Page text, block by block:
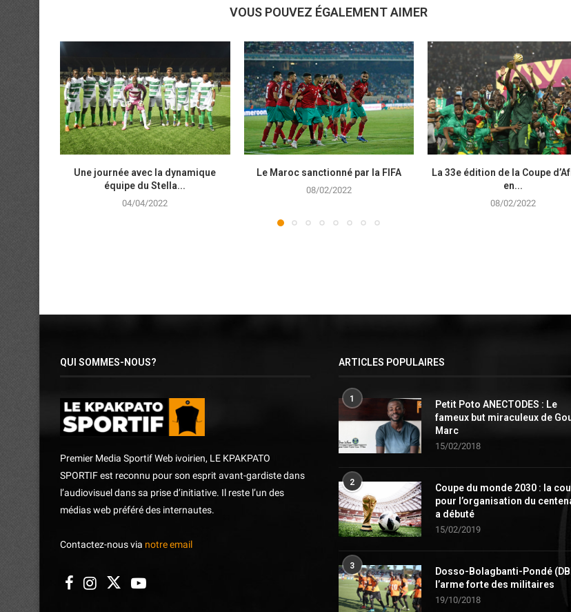
VOUS POUVEZ ÉGALEMENT AIMER
Une journée avec la dynamique
équipe du Stella...
04/04/2022
Le Maroc sanctionné par la FIFA
08/02/2022
La 33e édition de la Coupe
en...
08/02/2022
QUI SOMMES-NOUS?
Premier Media Sportif Web ivoirien, LE KPAKPATO
SPORTIF est reconnu pour son esprit avant-gardiste dans
l’audiovisuel dans sa prise d’initiative. Il reste l’un des
médias web préféré des internautes.
Contactez-nous via notre email
ARTICLES POPULAIRES
1
Petit Poto ANECTODES : Le
fameux but miraculeux de
Marc
15/02/2018
2
Coupe du monde 2030 : la
pour l’organisation du
a débuté
15/02/2019
3
Dosso-Bolagbanti-Pondé
l’arme forte des militaires
19/10/2018